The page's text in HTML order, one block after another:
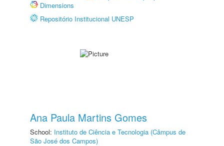
Dimensions
Repositório Institucional UNESP
Ana Paula Martins Gomes
School: Instituto de Ciência e Tecnologia (Câmpus de
São José dos Campos)